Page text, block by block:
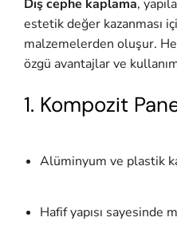
Dış cephe kaplama,
estetik değer kazanması
malzemelerden oluşur.
özgü avantajlar ve
1. Kompozit
Alüminyum ve plastik
Hafif yapısı sayesinde